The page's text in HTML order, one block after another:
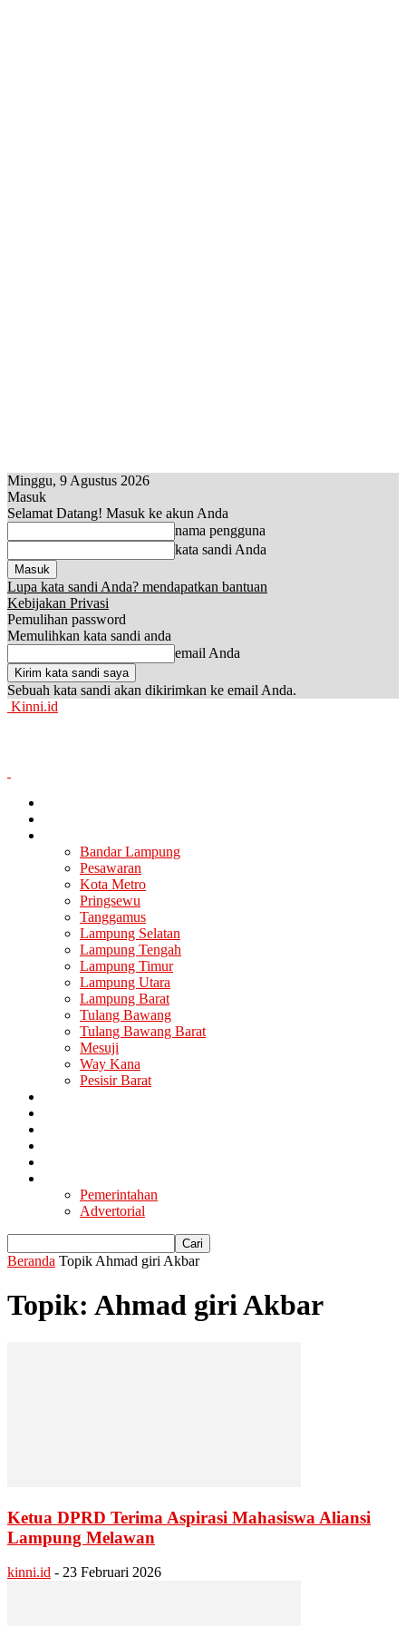
Minggu, 9 Agustus 2026
Masuk
Selamat Datang! Masuk ke akun Anda
nama pengguna
kata sandi Anda
Lupa kata sandi Anda? mendapatkan bantuan
Kebijakan Privasi
Pemulihan password
Memulihkan kata sandi anda
email Anda
Sebuah kata sandi akan dikirimkan ke email Anda.
Kinni.id
Bandar Lampung
Pesawaran
Kota Metro
Pringsewu
Tanggamus
Lampung Selatan
Lampung Tengah
Lampung Timur
Lampung Utara
Lampung Barat
Tulang Bawang
Tulang Bawang Barat
Mesuji
Way Kana
Pesisir Barat
Pemerintahan
Advertorial
Beranda Topik Ahmad giri Akbar
Topik: Ahmad giri Akbar
Ketua DPRD Terima Aspirasi Mahasiswa Aliansi
Lampung Melawan
kinni.id - 23 Februari 2026